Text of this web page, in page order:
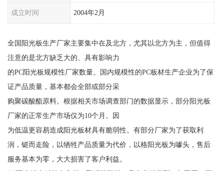
成立时间 2004年2月
全国阳光板生产厂家主要集中在及北方，尤其以北方为主，但值得
注意的是北方缺乏大的、具有影响力
的PC阳光板规模性厂家数量。国内规模性的PC板材生产企业为了保
证产品质量，基本都会全部或部分采
购聚碳酸酯原料。根据相关市场调查部门的数据显示，部分阳光板
厂家的正常生产市场仅为10个月。因
为低温更容易造成阳光板材具有脆弱性。有部分厂家为了获取利
润，铤而走险，以牺牲产品质量为代价，以格阳光板为噱头，售后
服务基本为零，大大损害了客户利益。